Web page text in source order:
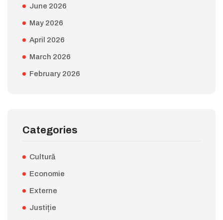
June 2026
May 2026
April 2026
March 2026
February 2026
Categories
Cultură
Economie
Externe
Justiție